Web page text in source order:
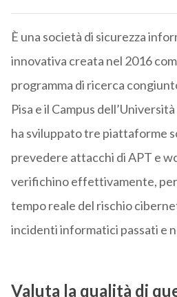
È una società di sicurezza
innovativa creata nel 2016
programma di ricerca
Pisa e il Campus
ha sviluppato tre piattaforme
prevedere attacchi di APT e
verifichino effettivamente,
tempo reale del rischio
incidenti informatici passati e
Valuta la qualità di